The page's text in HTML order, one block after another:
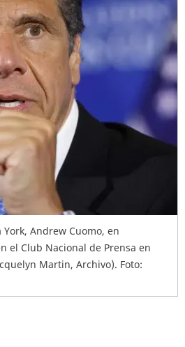
Andrew Cuomo, en
el Club Nacional de Prensa en
Martin, Archivo). Foto: